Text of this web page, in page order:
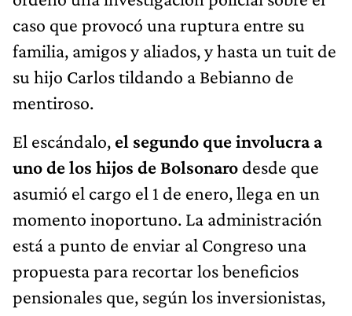
caso que provocó una ruptura entre su
familia, amigos y aliados, y hasta un tuit de
su hijo Carlos tildando a Bebianno de
mentiroso.
El escándalo, el segundo que involucra a
uno de los hijos de Bolsonaro desde que
asumió el cargo el 1 de enero, llega en un
momento inoportuno. La administración
está a punto de enviar al Congreso una
propuesta para recortar los beneficios
pensionales que, según los inversionistas,